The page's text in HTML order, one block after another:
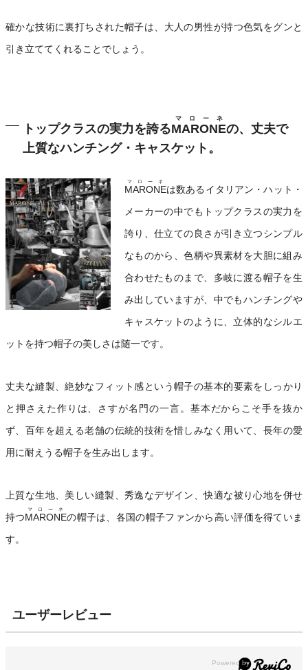
確かな技術に裏打ちされた帽子は、大人の男性が持つ色気をグンと
引き立ててくれることでしょう。
トップクラスの実力を誇るMARONE
マローネ
の、丈夫で
上質なハンチング・キャスケット。
MARONE
マローネ
は数あるイタリアン・ハット・
メーカーの中でもトップクラスの実力を
誇り、仕立ての良さが引き立つシンプル
なものから、色柄や異素材を大胆に組み
合わせたものまで、多岐に渡る帽子を生
み出していますが、中でもハンチングや
キャスケットのように、立体的なシルエ
ットを持つ帽子の美しさは随一です。
丈夫な縫製、絶妙なフィット感という帽子の基本的要素をしっかり
と押さえた作りは、さすが名門の一言。基本だからこそ手を抜か
ず、百年を超える老舗の伝統的技術を惜しみなく用いて、長年の愛
用に耐えうる帽子を生み出します。
上質な生地、美しい縫製、秀逸なデザイン、快適な被り心地を併せ
持つMARONE
マローネ
の帽子は、各国の帽子ファンから高い評価を得ていま
す。
ユーザーレビュー